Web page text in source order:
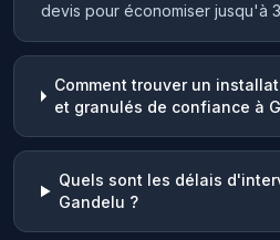
devis pour économiser jusqu'à
Comment trouver un
et granulés de confiance à
Quels sont les délais
Gandelu ?